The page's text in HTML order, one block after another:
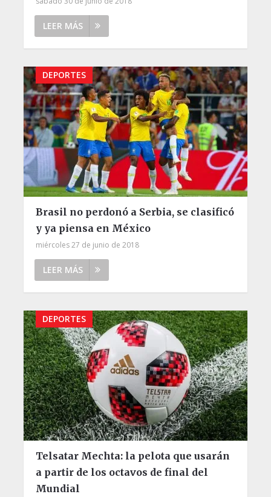
LEER MÁS
DEPORTES
Brasil no perdonó a Serbia, se clasificó
y ya piensa en México
miércoles 27 de junio de 2018
LEER MÁS
DEPORTES
Telsatar Mechta: la pelota que usarán
a partir de los octavos de final del
Mundial